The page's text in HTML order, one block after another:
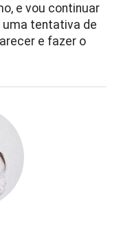
e vou continuar
tentativa de
e fazer o